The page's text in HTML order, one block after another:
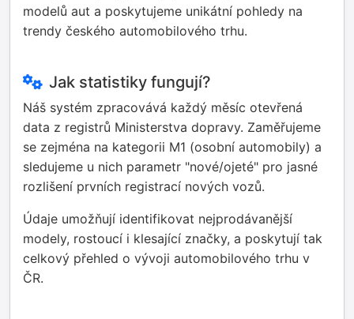
modelů aut a poskytujeme unikátní pohledy na
trendy českého automobilového trhu.
Jak statistiky fungují?
Náš systém zpracovává každý měsíc otevřená
data z registrů Ministerstva dopravy. Zaměřujeme
se zejména na kategorii M1 (osobní automobily) a
sledujeme u nich parametr "nové/ojeté" pro jasné
rozlišení prvních registrací nových vozů.
Údaje umožňují identifikovat nejprodávanější
modely, rostoucí i klesající značky, a poskytují tak
celkový přehled o vývoji automobilového trhu v
ČR.